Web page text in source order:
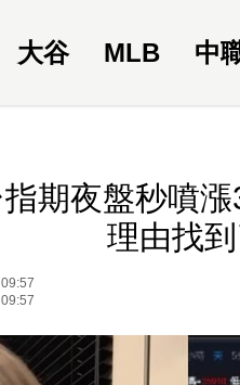
大谷 MLB 中
期夜盤秒噴
理由找